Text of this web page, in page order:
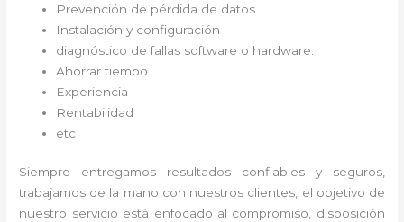
Prevención de pérdida de datos
Instalación y configuración
diagnóstico de fallas software o hardware
Ahorrar tiempo
Experiencia
Rentabilidad
etc
Siempre entregamos resultados confiables y seguros,
trabajamos de la mano con nuestros clientes, el objetivo de
nuestro servicio está enfocado al compromiso, disposición